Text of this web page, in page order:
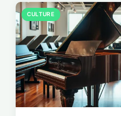
CULTURE